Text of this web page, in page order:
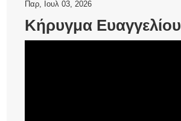
Παρ, Ιουλ 03, 2026
Κήρυγμα Ευαγγελίου